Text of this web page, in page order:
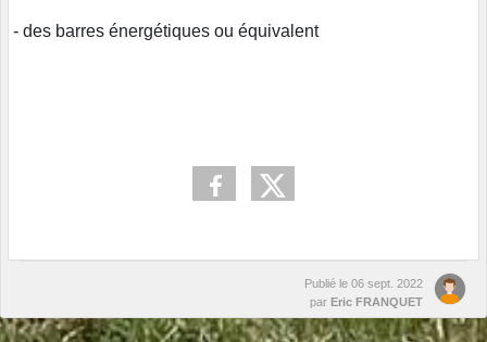
- des barres énergétiques ou équivalent
Publié le 06 sept. 2022
par Eric FRANQUET